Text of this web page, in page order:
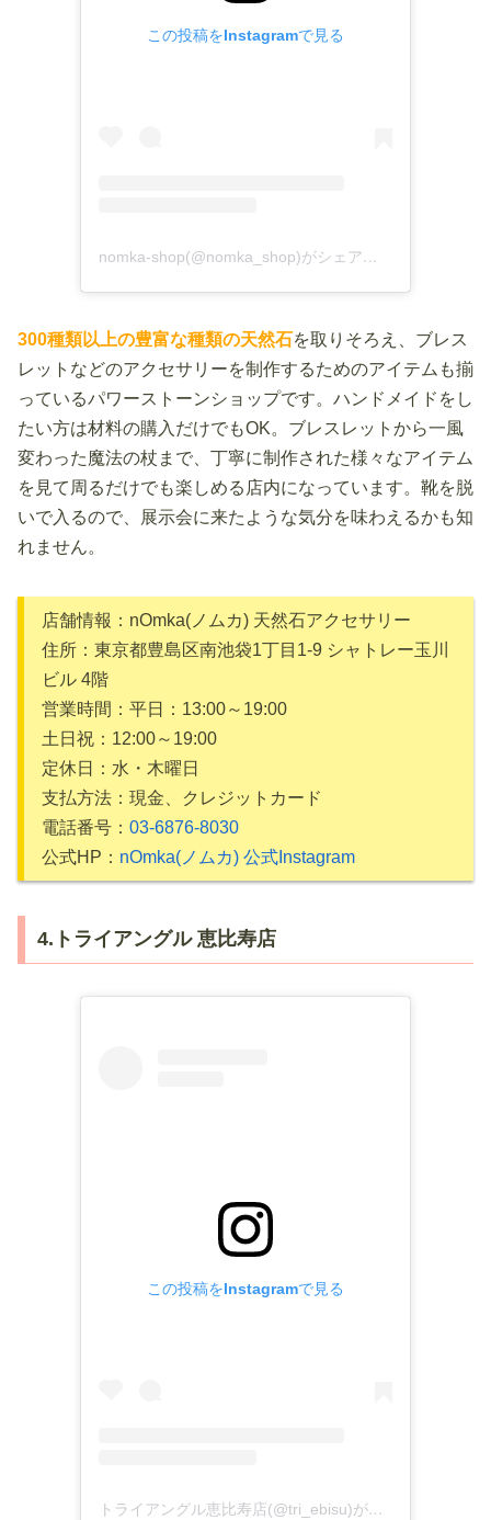
この投稿をInstagramで見る
nomka-shop(@nomka_shop)がシェアした投稿
300種類以上の豊富な種類の天然石を取りそろえ、ブレス
レットなどのアクセサリーを制作するためのアイテムも揃
っているパワーストーンショップです。ハンドメイドをし
たい方は材料の購入だけでもOK。ブレスレットから一風
変わった魔法の杖まで、丁寧に制作された様々なアイテム
を見て周るだけでも楽しめる店内になっています。靴を脱
いで入るので、展示会に来たような気分を味わえるかも知
れません。
店舗情報：nOmka(ノムカ) 天然石アクセサリー
住所：東京都豊島区南池袋1丁目1-9 シャトレー玉川
ビル 4階
営業時間：平日：13:00～19:00
土日祝：12:00～19:00
定休日：水・木曜日
支払方法：現金、クレジットカード
電話番号： 03-6876-8030
公式HP： nOmka(ノムカ) 公式Instagram
4.トライアングル 恵比寿店
この投稿をInstagramで見る
トライアングル恵比寿店(@tri_ebisu)がシェアした投稿